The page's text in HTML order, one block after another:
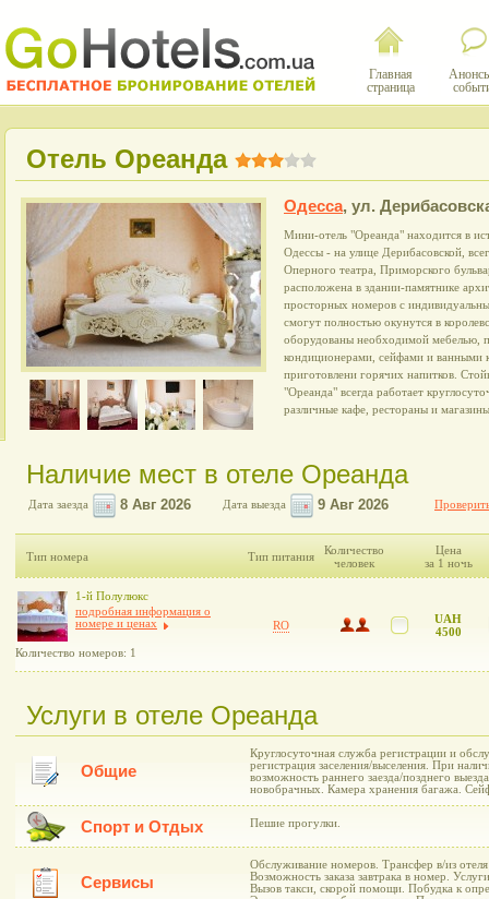
Главная
страница
Отель Ореанда
Одесса, ул.
Мини-отель "Ореанда" находится в
Одессы - на улице Дерибасовской,
Оперного театра, Приморского
расположена в здании-памятнике
просторных номеров с
смогут полностью окунутся в
оборудованы необходимой мебелью,
кондиционерами, сейфами и ванными
приготовлени горячих напитков.
"Ореанда" всегда работает
различные кафе, рестораны и
Наличие мест в отеле Ореанда
Дата заезда Дата выезда
Тип номера Тип питания
Количество
человек
Цена
за 1 ночь
1-й Полулюкс
подробная информация о
номере и ценах
Количество номеров: 1
RO
UAH
4500
Услуги в отеле Ореанда
Общие
Круглосуточная служба регистрации и
регистрация заселения/выселения. При
возможность раннего заезда/позднего
новобрачных. Камера хранения багажа.
Спорт и Отдых Пешие прогулки.
Сервисы
Обслуживание номеров. Трансфер в/из
Возможность заказа завтрака в номер.
Вызов такси, скорой помощи. Побудка к